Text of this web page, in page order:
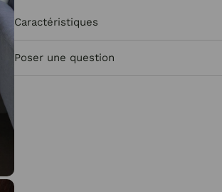
Caractéristiques
Poser une question